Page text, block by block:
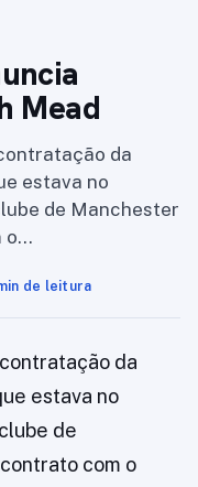
Mead
da
estava no
de Manchester
o…
de leitura
da
estava no
de
com o